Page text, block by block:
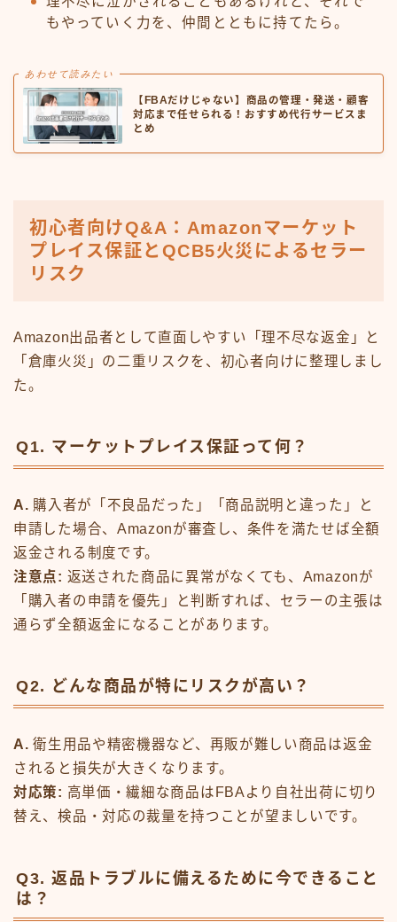
もやっていく力を、仲間とともに持てたら。
あわせて読みたい
【FBAだけじゃない】商品の管理・発送・顧客
対応まで任せられる！おすすめ代行サービスま
とめ
初心者向けQ&A：Amazonマーケット
プレイス保証とQCB5火災によるセラー
リスク
Amazon出品者として直面しやすい「理不尽な返金」と
「倉庫火災」の二重リスクを、初心者向けに整理しまし
た。
Q1. マーケットプレイス保証って何？
A. 購入者が「不良品だった」「商品説明と違った」と
申請した場合、Amazonが審査し、条件を満たせば全額
返金される制度です。
注意点: 返送された商品に異常がなくても、Amazonが
「購入者の申請を優先」と判断すれば、セラーの主張は
通らず全額返金になることがあります。
Q2. どんな商品が特にリスクが高い？
A. 衛生用品や精密機器など、再販が難しい商品は返金
されると損失が大きくなります。
対応策: 高単価・繊細な商品はFBAより自社出荷に切り
替え、検品・対応の裁量を持つことが望ましいです。
Q3. 返品トラブルに備えるために今できること
は？